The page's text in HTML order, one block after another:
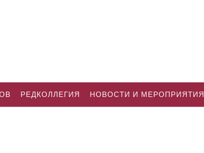
РЕДКОЛЛЕГИЯ НОВОСТИ И МЕРОПРИЯТИЯ